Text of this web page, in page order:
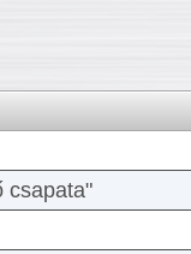
csapata"